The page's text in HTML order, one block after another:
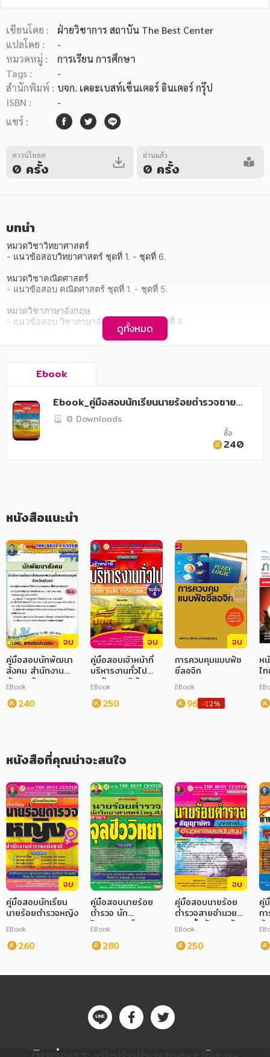
หมวดหมู่หนังสือ
หมวดหมู่ยอดนิยม
หนังสือออกใหม่ หนังสือยอดนิยม หนังสือเช่า
อีบุ๊กอ่านฟรี
หมวดหมู่หนังสือ
อาหาร สุขภาพ การแพทย์
ศิลปะ บันเทิง กีฬา ท่องเที่ยว
สังคม วัฒนธรรม การปกครอง ศาสนาและปรัชญา
ศาสนา และปรัชญา
การเงิน การลงทุน บริหาร
นิตยสาร หนังสือพิมพ์
ครอบครัว
วรรณกรรม
เทคโนโลยี การสื่อสาร วิทยาศาสตร์
ภาษาศาสตร์
หนังสือเด็ก
การพัฒนาตนเอง
ความรู้ทั่วไป
การ์ตูนความรู้ การ์ตูน
การ์ตูนมังงะ (Manga)
เขียนโดย :
ฝ่ายวิชาการ สถาบัน The Best Center
แปลโดย :
-
หมวดหมู่ :
การเรียน การศึกษา
Tags :
-
สำนักพิมพ์ : บจก. เดอะเบสท์เซ็นเตอร์ อินเตอร์ กรุ๊ป
ISBN :
-
แชร์ :
ดาวน์โหลด
0 ครั้ง
อ่านแล้ว
0 ครั้ง
บทนำ
หมวดวิชาวิทยาศาสตร์
- แนวข้อสอบวิทยาศาสตร์ ชุดที่ 1. - ชุดที่ 6.
หมวดวิชาคณิตศาสตร์
- แนวข้อสอบ คณิตศาสตร์ ชุดที่ 1. - ชุดที่ 5.
หมวดวิชาภาษาอังกฤษ
- แนวข้อสอบ วิชาภาษาอังกฤษ ชุดที่ 1. - ชุดที่ 4.
หมวดวิชาสังคมศึกษา
รวมแนวข้อสอบที่ใช้ในการสอบ นักเรียนนายร้อยตำรวจชาย
สำนักงานตำรวจแห่งชาติ เจาะลึกประเด็นข้อสอบจากสนามจริงด้วย
เนื้อหาที่ครบถ้วน ประกอบด้วย วิชาวิทยาศาสตร์ วิชาคณิตศาสตร์ วิชา
ภาษาอังกฤษ วิชาภาษาไทยและวิชาสังคมศึกษา โดยมีเฉลยอย่าง
ดูทั้งหมด
Ebook
Ebook_คู่มือสอบนักเรียนนายร้อยตำรวจชาย
สำนักงานตำรวจแห่งชาติ
0 Downloads
ซื้อ
240
หนังสือแนะนำ
จบ
คู่มือสอบนักพัฒนา
สังคม สำนักงาน
พัฒนาสังคมและ
ความมั่นคงของ
มนุษย์จังหวัด
EBook
240
จบ
คู่มือสอบเจ้าหน้าที่
บริหารงานทั่วไป
ระดับ 4 บริษัท
ขนส่ง จำกัด
EBook
250
จบ
การควบคุมแบบฟัซ
ซีลอจิก
EBook
96 -12%
ห
ไ
(
หนังสือที่คุณน่าจะสนใจ
จบ
คู่มือสอบนักเรียน
นายร้อยตำรวจหญิง
EBook
260
คู่มือสอบนายร้อย
ตำรวจ นัก
วิทยาศาสตร์ สาขา
จุลชีววิทยา
EBook
280
จบ
คู่มือสอบนายร้อย
ตำรวจสายอำนวย
การ ชั้นสัญญาบัตร
EBook
250
คู่
ก
ด้
ต